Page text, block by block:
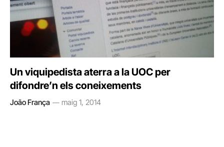
Un viquipedista aterra a la UOC per
difondre’n els coneixements
João França maig 1, 2014